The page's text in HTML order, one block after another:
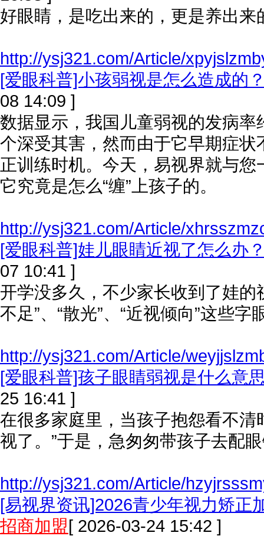
好眼睛，是吃出来的，更是养出
http://ysj321.com/Article/
[爱眼科普]小孩弱视是怎么造成的
08 14:09 ]
数据显示，我国儿童弱视的发病
个深受其害，然而由于它早期症
正训练时机。今天，易视界就与
它究竟是怎么“缠”上孩子的。
http://ysj321.com/Article/
[爱眼科普]娃儿眼睛近视了怎么办
07 10:41 ]
开学没多久，不少家长收到了娃
不足”、“散光”、“近视倾向”这些
http://ysj321.com/Article/
[爱眼科普]孩子眼睛弱视是什么意
25 16:41 ]
在很多家庭里，当孩子抱怨看不
视了。”于是，急匆匆带孩子去配
http://ysj321.com/Article/
[易视界资讯]2026青少年视力矫正
招商加盟[ 2026-03-24 15:42 ]